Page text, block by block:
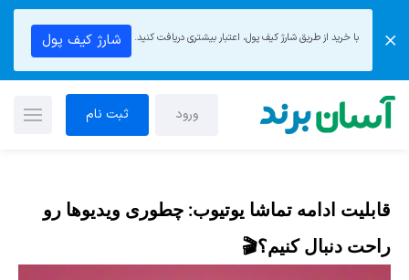
با خرید از طریق شارژ کیف پول، اعتبار بیشتری دریافت کنید. شارژ کیف پول
ورود ثبت نام
قابلیت ادامه تماشا یوتیوب: چطوری ویدیوها رو
راحت‌ دنبال کنیم؟🎬